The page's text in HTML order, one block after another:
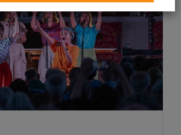
Mai 2026
Apr 2026
Mär 2026
Feb 2026
Jan 2026
Dez 2025
Nov 2025